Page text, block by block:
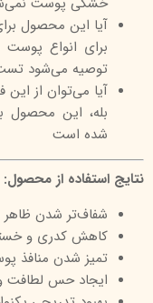
آیا این محصول
برای انواع
توصیه می‌شود
آیا می‌توان از این
بله، این محصول
شده است
نتایج استفاده از محصول:
شفاف‌تر شدن
کاهش کدری و
تمیز شدن منافذ
ایجاد حس لطافت